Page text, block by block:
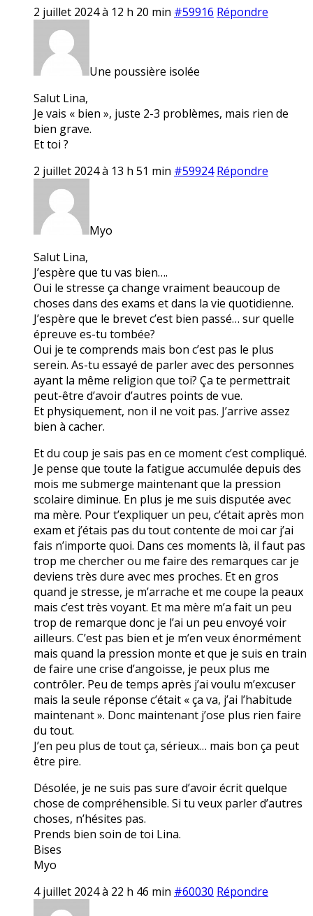
2 juillet 2024 à 12 h 20 min #59916 Répondre
Une poussière isolée
Salut Lina,
Je vais « bien », juste 2-3 problèmes, mais rien de
bien grave.
Et toi ?
2 juillet 2024 à 13 h 51 min #59924 Répondre
Myo
Salut Lina,
J’espère que tu vas bien….
Oui le stresse ça change vraiment beaucoup de
choses dans des exams et dans la vie quotidienne.
J’espère que le brevet c’est bien passé… sur quelle
épreuve es-tu tombée?
Oui je te comprends mais bon c’est pas le plus
serein. As-tu essayé de parler avec des personnes
ayant la même religion que toi? Ça te permettrait
peut-être d’avoir d’autres points de vue.
Et physiquement, non il ne voit pas. J’arrive assez
bien à cacher.
Et du coup je sais pas en ce moment c’est compliqué.
Je pense que toute la fatigue accumulée depuis des
mois me submerge maintenant que la pression
scolaire diminue. En plus je me suis disputée avec
ma mère. Pour t’expliquer un peu, c’était après mon
exam et j’étais pas du tout contente de moi car j’ai
fais n’importe quoi. Dans ces moments là, il faut pas
trop me chercher ou me faire des remarques car je
deviens très dure avec mes proches. Et en gros
quand je stresse, je m’arrache et me coupe la peaux
mais c’est très voyant. Et ma mère m’a fait un peu
trop de remarque donc je l’ai un peu envoyé voir
ailleurs. C’est pas bien et je m’en veux énormément
mais quand la pression monte et que je suis en train
de faire une crise d’angoisse, je peux plus me
contrôler. Peu de temps après j’ai voulu m’excuser
mais la seule réponse c’était « ça va, j’ai l’habitude
maintenant ». Donc maintenant j’ose plus rien faire
du tout.
J’en peu plus de tout ça, sérieux… mais bon ça peut
être pire.
Désolée, je ne suis pas sure d’avoir écrit quelque
chose de compréhensible. Si tu veux parler d’autres
choses, n’hésites pas.
Prends bien soin de toi Lina.
Bises
Myo
4 juillet 2024 à 22 h 46 min #60030 Répondre